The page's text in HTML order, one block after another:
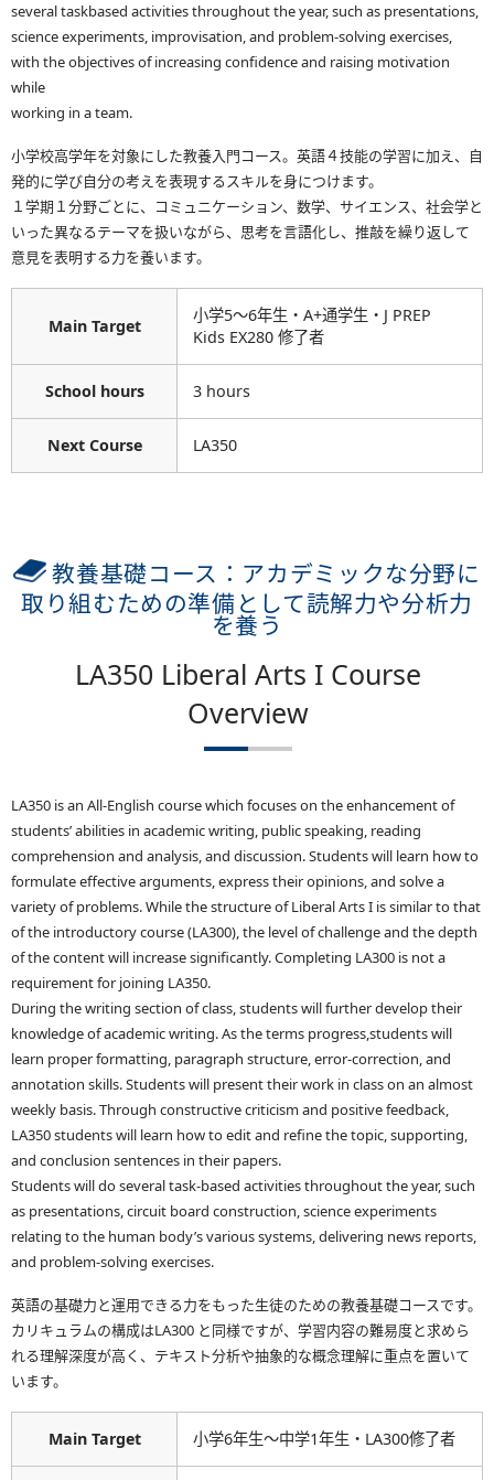
several taskbased activities throughout the year, such as presentations,
science experiments, improvisation, and problem-solving exercises,
with the objectives of increasing confidence and raising motivation
while
working in a team.
小学校高学年を対象にした教養入門コース。英語４技能の学習に加え、自
発的に学び自分の考えを表現するスキルを身につけます。
１学期１分野ごとに、コミュニケーション、数学、サイエンス、社会学と
いった異なるテーマを扱いながら、思考を言語化し、推敲を繰り返して
意見を表明する力を養います。
Main Target
小学5〜6年生・A+通学生・J PREP
Kids EX280 修了者
School hours 3 hours
Next Course LA350
教養基礎コース：アカデミックな分野に
取り組むための準備として読解力や分析力
を養う
LA350 Liberal Arts I Course
Overview
LA350 is an All-English course which focuses on the enhancement of
students’ abilities in academic writing, public speaking, reading
comprehension and analysis, and discussion. Students will learn how to
formulate effective arguments, express their opinions, and solve a
variety of problems. While the structure of Liberal Arts I is similar to that
of the introductory course (LA300), the level of challenge and the depth
of the content will increase significantly. Completing LA300 is not a
requirement for joining LA350.
During the writing section of class, students will further develop their
knowledge of academic writing. As the terms progress,students will
learn proper formatting, paragraph structure, error-correction, and
annotation skills. Students will present their work in class on an almost
weekly basis. Through constructive criticism and positive feedback,
LA350 students will learn how to edit and refine the topic, supporting,
and conclusion sentences in their papers.
Students will do several task-based activities throughout the year, such
as presentations, circuit board construction, science experiments
relating to the human body’s various systems, delivering news reports,
and problem-solving exercises.
英語の基礎力と運用できる力をもった生徒のための教養基礎コースです。
カリキュラムの構成はLA300 と同様ですが、学習内容の難易度と求めら
れる理解深度が高く、テキスト分析や抽象的な概念理解に重点を置いて
います。
Main Target 小学6年生〜中学1年生・LA300修了者